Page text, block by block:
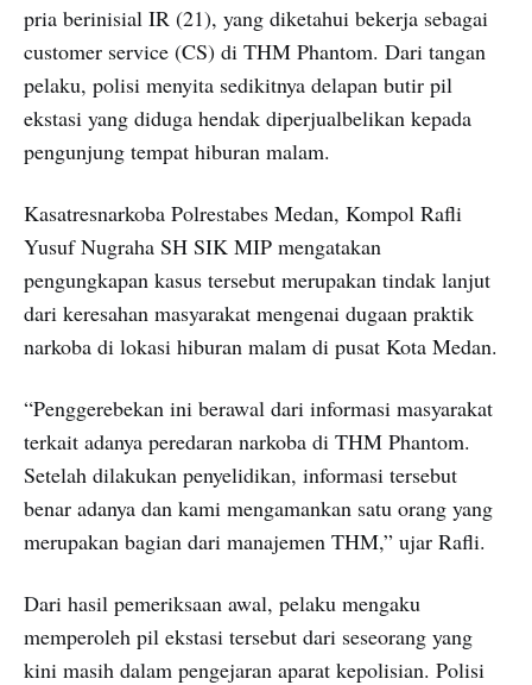
pria berinisial IR (21), yang diketahui bekerja sebagai
customer service (CS) di THM Phantom. Dari tangan
pelaku, polisi menyita sedikitnya delapan butir pil
ekstasi yang diduga hendak diperjualbelikan kepada
pengunjung tempat hiburan malam.
Kasatresnarkoba Polrestabes Medan, Kompol Rafli
Yusuf Nugraha SH SIK MIP mengatakan
pengungkapan kasus tersebut merupakan tindak lanjut
dari keresahan masyarakat mengenai dugaan praktik
narkoba di lokasi hiburan malam di pusat Kota Medan.
“Penggerebekan ini berawal dari informasi masyarakat
terkait adanya peredaran narkoba di THM Phantom.
Setelah dilakukan penyelidikan, informasi tersebut
benar adanya dan kami mengamankan satu orang yang
merupakan bagian dari manajemen THM,” ujar Rafli.
Dari hasil pemeriksaan awal, pelaku mengaku
memperoleh pil ekstasi tersebut dari seseorang yang
kini masih dalam pengejaran aparat kepolisian. Polisi